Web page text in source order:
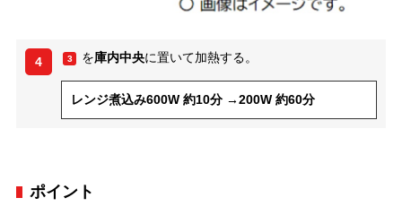
4 3 を庫内中央に置いて加熱する。
レンジ煮込み600W 約10分 →200W 約60分
ポイント